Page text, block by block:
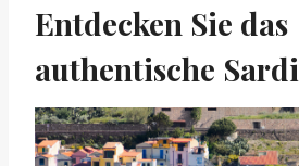
Entdecken Sie das
authentische